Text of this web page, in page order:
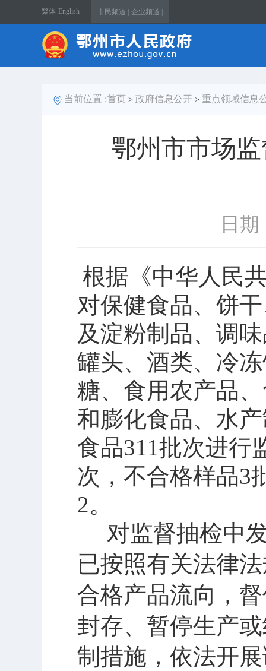
繁体 English 市民频道 | 企业频道 |
当前位置 :首页 > 政府信息公开 > 重点领域信息
鄂州市市场
日期
根据《中华人民
对保健食品、饼
及淀粉制品、调
罐头、酒类、冷
糖、食用农产品
和膨化食品、水
食品311批次进行
次，不合格样品3
2。
对监督抽检中
已按照有关法律
合格产品流向，
封存、暂停生产
制措施，依法开